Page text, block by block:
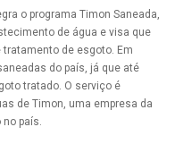
o programa Timon Saneada,
de água e visa que
de esgoto. Em
do país, já que até
tratado. O serviço é
de Timon, uma empresa da
país.